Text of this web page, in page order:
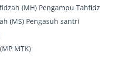
(MH) Pengampu Tahfidz
(MS) Pengasuh santri
MTK)